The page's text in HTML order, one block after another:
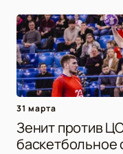
31 марта
Зенит против
баскетбольное